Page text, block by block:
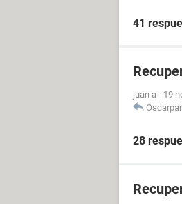
41
juan a - 19
28